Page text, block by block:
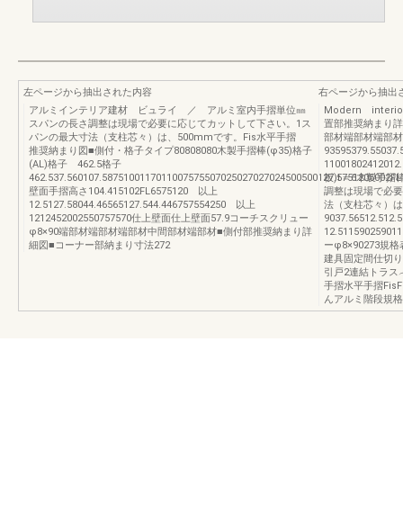
左ページから抽出された内容
アルミインテリア建材 ビュライ ／ アルミ室内手摺単位㎜
スパンの長さ調整は現場で必要に応じてカットして下さい。1ス
パンの最大寸法（支柱芯々）は、500mmです。Fis水平手摺
推奨納まり図■側付・格子タイプ80808080木製手摺棒(φ35)格子
(AL)格子 462.5格子
壁面手摺高さ104.415102FL6575120 以上
12.5127.58044.46565127.544.446757554250 以上
1212452002550757570仕上壁面仕上壁面57.9コーチスクリュー
φ8×90端部材端部材端部材中間部材端部材■側付部推奨納まり詳
細図■コーナー部納まり寸法272
右ページから抽出
Modern interior
置部推奨納まり
部材端部材端部
板)t＝6木製手摺
調整は現場で必
法（支柱芯々）
ーφ8×90273規格
建具固定間仕切
引戸2連結トラス
手摺水平手摺
んアルミ階段規